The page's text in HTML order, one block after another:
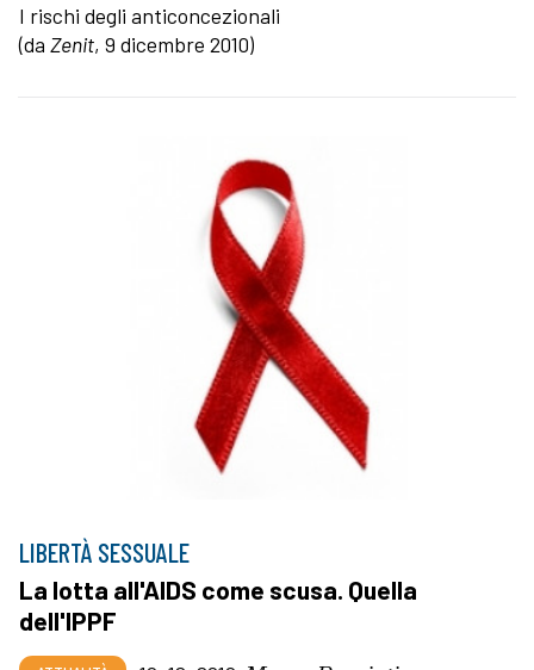
I rischi degli anticoncezionali
(da Zenit, 9 dicembre 2010)
LIBERTÀ SESSUALE
La lotta all'AIDS come scusa. Quella
dell'IPPF